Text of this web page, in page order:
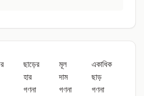
ছাড়ের
হার
গণনা
মূল
দাম
গণনা
একাধিক
ছাড়
গণনা